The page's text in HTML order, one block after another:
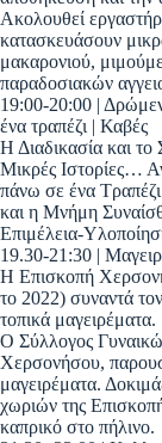
Ακολουθεί
κατασκευάσουν
μακαρονιού,
παραδοσιακών
19:00-20:00 |
ένα τραπέζι | Καβές
Η Διαδικασία και το
Μικρές Ιστορίες…
πάνω σε ένα
και η Μνήμη
Επιμέλεια-
19.30-21:30 |
Η Επισκοπή
το 2022) συναντά
τοπικά μαγειρέματα.
Ο Σύλλογος
Χερσονήσου,
μαγειρέματα.
χωριών της
καπρικό στο πήλινο.